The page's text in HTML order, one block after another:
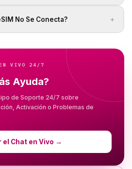
No Se Conecta? +
VIVO 24/7
Ayuda?
de Soporte 24/7 sobre
Activación o Problemas de
el Chat en Vivo →